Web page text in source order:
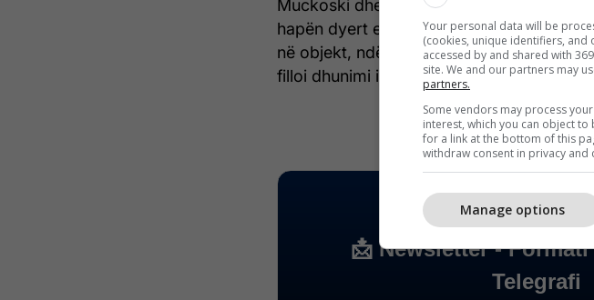
Muckoski dhe Vasileski ishin pjesë nga
hapën dyert e Kuvendit, me çka turma të
në objekt, ndërsa me ta edhe persona
filloi dhunimi i deputetëve./Telegrafi/
Your personal data will be
(cookies, unique identifiers, and
accessed by and shared with
site. We and our partners may
partners.
Some vendors may process
interest, which you can object
for a link at the bottom of this
withdraw consent in privacy and
Manage options